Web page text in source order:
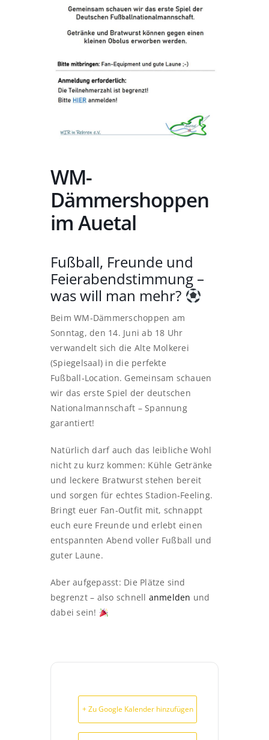
WM-
Dämmershoppen
im Auetal
Fußball, Freunde und
Feierabendstimmung –
was will man mehr?
Beim WM‑Dämmerschoppen am
Sonntag, den 14. Juni ab 18 Uhr
verwandelt sich die Alte Molkerei
(Spiegelsaal) in die perfekte
Fußball‑Location. Gemeinsam schauen
wir das erste Spiel der deutschen
Nationalmannschaft – Spannung
garantiert!
Natürlich darf auch das leibliche Wohl
nicht zu kurz kommen: Kühle Getränke
und leckere Bratwurst stehen bereit
und sorgen für echtes Stadion‑Feeling.
Bringt euer Fan‑Outfit mit, schnappt
euch eure Freunde und erlebt einen
entspannten Abend voller Fußball und
guter Laune.
Aber aufgepasst: Die Plätze sind
begrenzt – also schnell anmelden und
dabei sein!
+ Zu Google Kalender hinzufügen